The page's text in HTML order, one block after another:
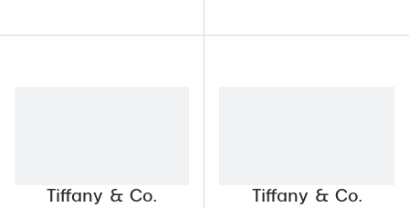
Tiffany & Co. Tiffany & Co.